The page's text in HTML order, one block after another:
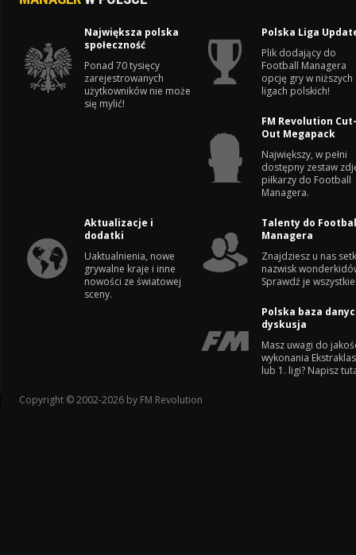
Największa polska
społeczność
Ponad 70 tysięcy
zarejestrowanych
użytkowników nie może
się mylić!
Polska Liga
Plik dodający do
Football Managera
opcję gry w niższych
ligach polskich!
FM Revolution
Out Megapack
Największy, w pełni
dostępny zestaw
piłkarzy do Football
Managera.
Aktualizacje i
dodatki
Uaktualnienia, nowe
grywalne kraje i inne
nowości ze światowej
sceny.
Talenty do
Managera
Znajdziesz u nas
nazwisk
Sprawdź je
Polska baza
dyskusja
Masz uwagi do
wykonania
lub 1. ligi? Napisz
Copyright © 2002-2026 by FM Revolution